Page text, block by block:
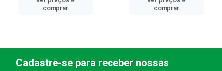
comprar
comprar
Cadastre-se para receber nossas